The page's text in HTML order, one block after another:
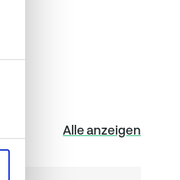
Alle anzeigen